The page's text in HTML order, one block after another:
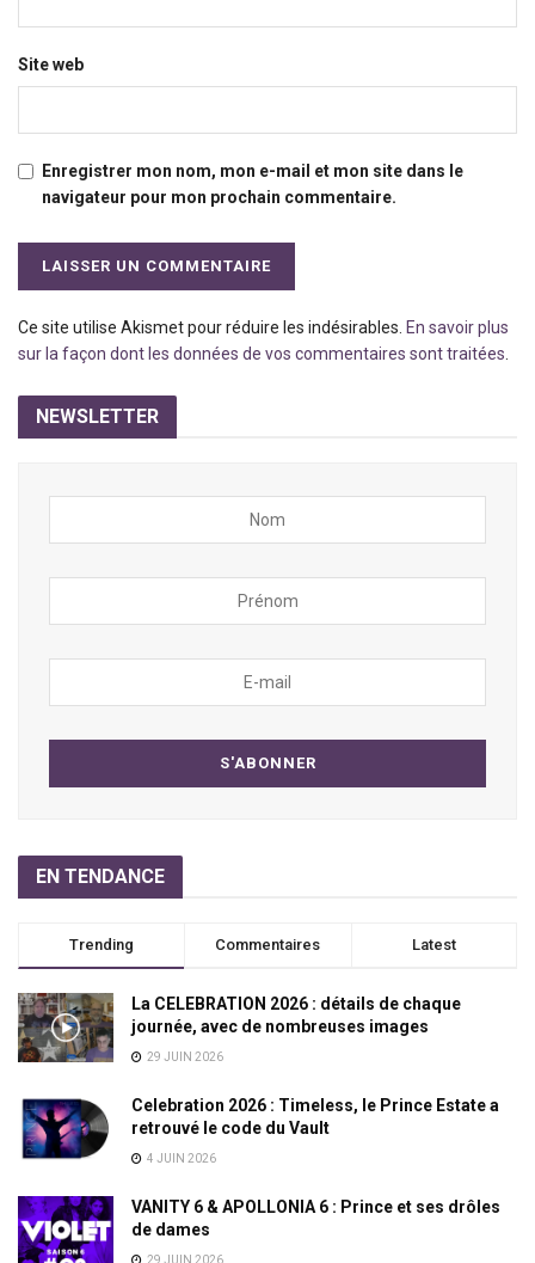
Site web
Enregistrer mon nom, mon e-mail et mon site dans le
navigateur pour mon prochain commentaire.
Ce site utilise Akismet pour réduire les indésirables. En savoir plus
sur la façon dont les données de vos commentaires sont traitées
NEWSLETTER
EN TENDANCE
Trending Commentaires Latest
La CELEBRATION 2026 : détails de chaque
journée, avec de nombreuses images
29 JUIN 2026
Celebration 2026 : Timeless, le Prince Estate a
retrouvé le code du Vault
4 JUIN 2026
VANITY 6 & APOLLONIA 6 : Prince et ses drôles
de dames